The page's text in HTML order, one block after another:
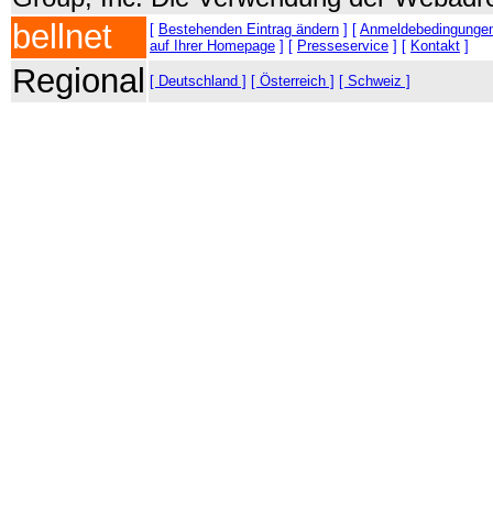
bellnet [ Bestehenden Eintrag ändern ] [
auf Ihrer Homepage ] [ Presseservice ] [ Kontakt ]
Regional [ Deutschland ] [ Österreich ] [ Schweiz ]